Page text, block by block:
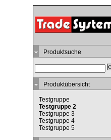
Produktsuche
Produktübersicht
Testgruppe
Testgruppe 2
Testgruppe 3
Testgruppe 4
Testgruppe 5